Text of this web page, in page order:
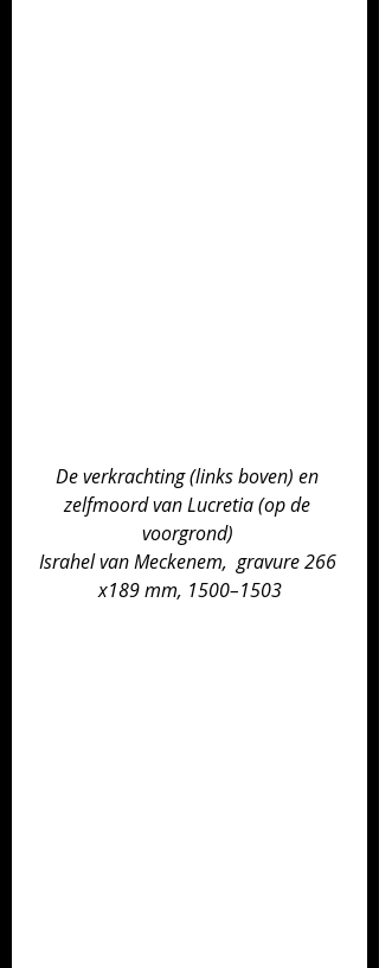
De verkrachting (links boven) en
zelfmoord van Lucretia (op de
voorgrond)
Israhel van Meckenem,  gravure 266
x189 mm, 1500–1503